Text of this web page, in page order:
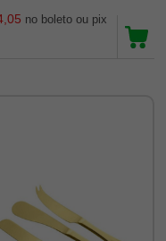
no boleto ou pix